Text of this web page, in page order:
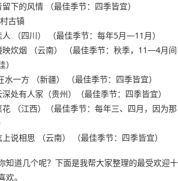
下的风情 （最佳季节：四季皆宜）
古镇
（四川） （最佳季节：每年5月―11月）
炊烟 （云南） （最佳季节：秋季，11―4月间
一方 （新疆） （最佳季节：四季皆宜）
处有人家（贵州）（最佳季节：四季皆宜）
（江西）（最佳季节：每年三、四月，因为那
说相思 （云南） （最佳季节：四季皆宜）
知道几个呢？下面是我帮大家整理的最受欢迎十
。